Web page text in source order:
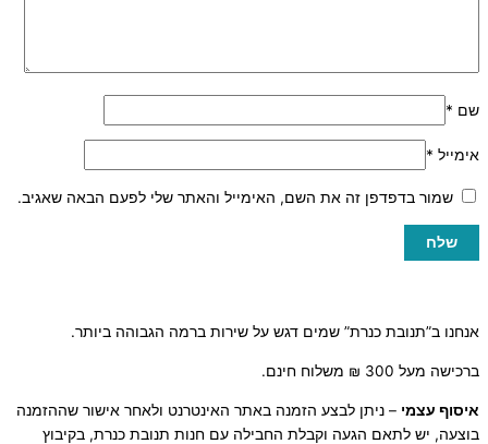
שם *
אימייל *
שמור בדפדפן זה את השם, האימייל והאתר שלי לפעם הבאה שאגיב.
אנחנו ב”תנובת כנרת” שמים דגש על שירות ברמה הגבוהה ביותר.
ברכישה מעל 300 ₪ משלוח חינם.
איסוף עצמי – ניתן לבצע הזמנה באתר האינטרנט ולאחר אישור שההזמנה
בוצעה, יש לתאם הגעה וקבלת החבילה עם חנות תנובת כנרת, בקיבוץ